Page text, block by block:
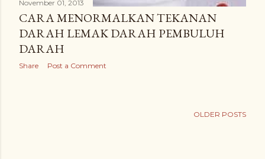
November 01, 2013
CARA MENORMALKAN TEKANAN
DARAH LEMAK DARAH PEMBULUH
DARAH
Share Post a Comment
OLDER POSTS